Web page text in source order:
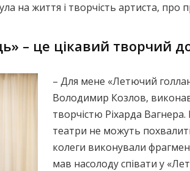
на життя і творчість артиста, про
– це цікавий творчий
– Для мене «Летючий
Володимир Козлов,
творчістю Ріхарда
театри не можуть
колеги виконували
мав насолоду співати у